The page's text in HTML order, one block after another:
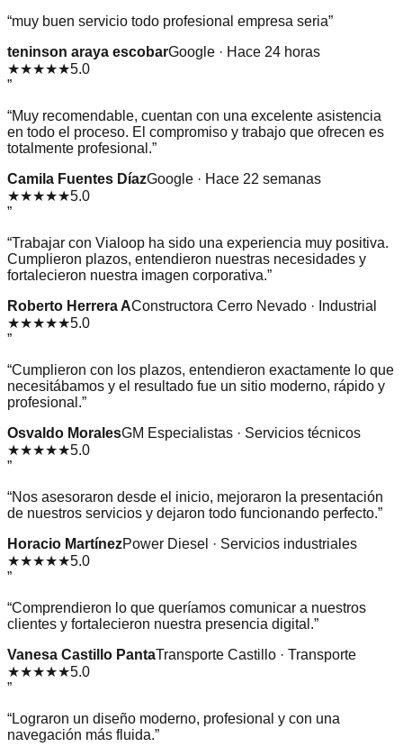
“muy buen servicio todo profesional empresa seria”
teninson araya escobarGoogle · Hace 24 horas
★★★★★5.0
”
“Muy recomendable, cuentan con una excelente asistencia
en todo el proceso. El compromiso y trabajo que ofrecen es
totalmente profesional.”
Camila Fuentes DíazGoogle · Hace 22 semanas
★★★★★5.0
”
“Trabajar con Vialoop ha sido una experiencia muy positiva.
Cumplieron plazos, entendieron nuestras necesidades y
fortalecieron nuestra imagen corporativa.”
Roberto Herrera AConstructora Cerro Nevado · Industrial
★★★★★5.0
”
“Cumplieron con los plazos, entendieron exactamente lo que
necesitábamos y el resultado fue un sitio moderno, rápido y
profesional.”
Osvaldo MoralesGM Especialistas · Servicios técnicos
★★★★★5.0
”
“Nos asesoraron desde el inicio, mejoraron la presentación
de nuestros servicios y dejaron todo funcionando perfecto.”
Horacio MartínezPower Diesel · Servicios industriales
★★★★★5.0
”
“Comprendieron lo que queríamos comunicar a nuestros
clientes y fortalecieron nuestra presencia digital.”
Vanesa Castillo PantaTransporte Castillo · Transporte
★★★★★5.0
”
“Lograron un diseño moderno, profesional y con una
navegación más fluida.”